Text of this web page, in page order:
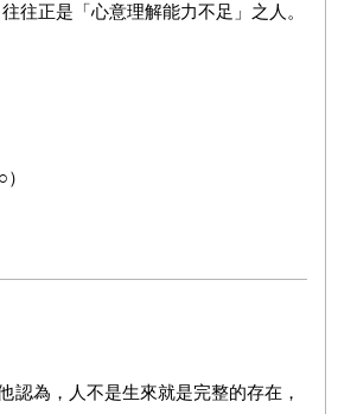
往正是「心意理解能力不足」之人。
認為，人不是生來就是完整的存在，